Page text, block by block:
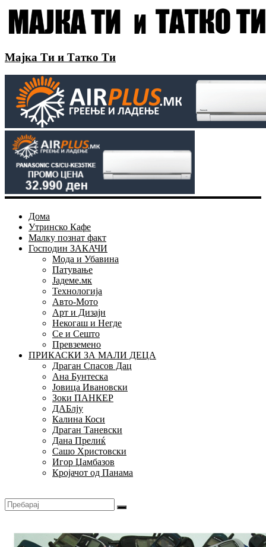
Мајка Ти и Татко Ти
Дома
Утринско Кафе
Малку познат факт
Господин ЗАКАЧИ
Мода и Убавина
Патување
Јадеме.мк
Технологија
Авто-Мото
Арт и Дизајн
Некогаш и Негде
Се и Сешто
Превземено
ПРИКАСКИ ЗА МАЛИ ДЕЦА
Драган Спасов Дац
Ана Бунтеска
Јовица Ивановски
Зоки ПАНКЕР
ДАБлју
Калина Коси
Драган Таневски
Дана Прелиќ
Сашо Христовски
Игор Џамбазов
Кројачот од Панама